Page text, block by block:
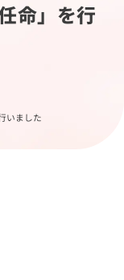
命」を行
いました